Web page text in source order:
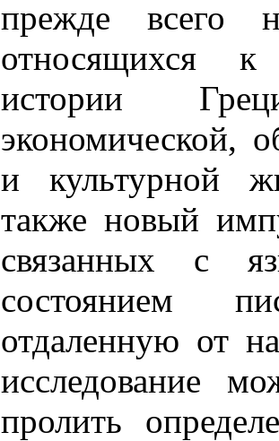
прежде всего
относящихся
истории
экономической,
и культурной
также новый
связанных с
состоянием
отдаленную от
исследование
пролить